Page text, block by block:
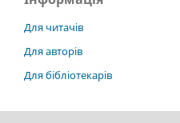
Для читачів
Для авторів
Для бібліотекарів